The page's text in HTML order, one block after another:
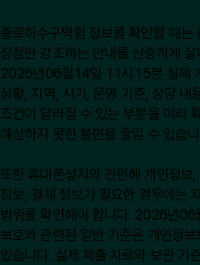
종로하수구막힘 정보를 확인할 때는
장점만 강조하는 안내를 신중하게
2026년06월14일 11시15분 실제
상황, 지역, 시기, 운영 기준, 상담 내
조건이 달라질 수 있는 부분을 미리
예상하지 못한 불편을 줄일 수 있습
또한 휴대폰성지와 관련해 개인정보
정보, 결제 정보가 필요한 경우에는
범위를 확인해야 합니다. 2026년
보호와 관련된 일반 기준은 개인정보
있습니다. 실제 제출 자료와 보관 기